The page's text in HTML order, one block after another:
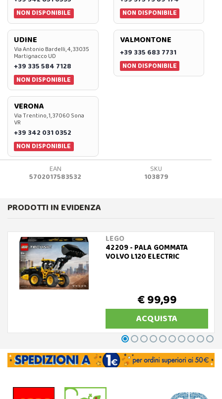
NON DISPONIBILE
NON DISPONIBILE
UDINE
Via Antonio Bardelli, 4, 33035
Martignacco UD
+39 335 584 7128
NON DISPONIBILE
VALMONTONE
+39 335 683 7731
NON DISPONIBILE
VERONA
Via Trentino, 1, 37060 Sona
VR
+39 342 031 0352
NON DISPONIBILE
EAN
5702017583532
SKU
103879
PRODOTTI IN EVIDENZA
LEGO
42209 - PALA GOMMATA
VOLVO L120 ELECTRIC
€ 99,99
ACQUISTA